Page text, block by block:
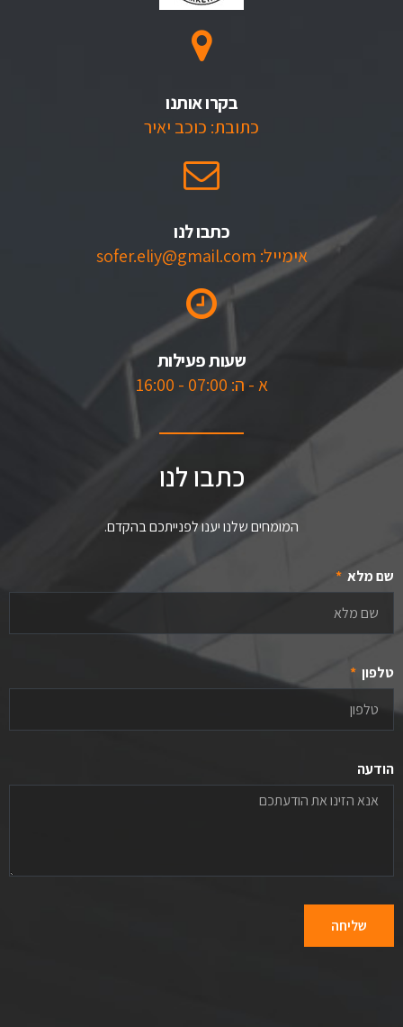
בקרו אותנו
כתובת: כוכב יאיר
כתבו לנו
אימייל: sofer.eliy@gmail.com
שעות פעילות
א - ה: 07:00 - 16:00
כתבו לנו
המומחים שלנו יענו לפנייתכם בהקדם.
שם מלא
טלפון
הודעה
שליחה